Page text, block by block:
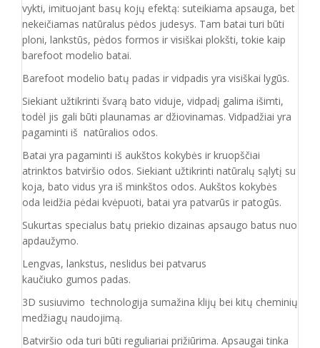
vykti, imituojant basų kojų efektą: suteikiama apsauga, bet
nekeičiamas natūralus pėdos judesys. Tam batai turi būti
ploni, lankstūs, pėdos formos ir visiškai plokšti, tokie kaip
barefoot modelio batai.
Barefoot modelio batų padas ir vidpadis yra visiškai lygūs.
Siekiant užtikrinti švarą bato viduje, vidpadį galima išimti,
todėl jis gali būti plaunamas ar džiovinamas. Vidpadžiai yra
pagaminti iš natūralios odos.
Batai yra pagaminti iš aukštos kokybės ir kruopščiai
atrinktos batviršio odos. Siekiant užtikrinti natūralų sąlytį su
koja, bato vidus yra iš minkštos odos. Aukštos kokybės
oda leidžia pėdai kvėpuoti, batai yra patvarūs ir patogūs.
Sukurtas specialus batų priekio dizainas apsaugo batus nuo
apdaužymo.
Lengvas, lankstus, neslidus bei patvarus
kaučiuko gumos padas.
3D susiuvimo technologija sumažina klijų bei kitų cheminių
medžiagų naudojimą.
Batviršio oda turi būti reguliariai prižiūrima. Apsaugai tinka